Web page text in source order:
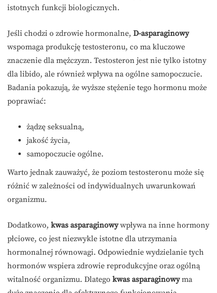
istotnych funkcji biologicznych.
Jeśli chodzi o zdrowie hormonalne, D-asparaginowy
wspomaga produkcję testosteronu, co ma kluczowe
znaczenie dla mężczyzn. Testosteron jest nie tylko istotny
dla libido, ale również wpływa na ogólne samopoczucie.
Badania pokazują, że wyższe stężenie tego hormonu może
poprawiać:
żądzę seksualną,
jakość życia,
samopoczucie ogólne.
Warto jednak zauważyć, że poziom testosteronu może się
różnić w zależności od indywidualnych uwarunkowań
organizmu.
Dodatkowo, kwas asparaginowywpływa na inne hormony
płciowe, co jest niezwykle istotne dla utrzymania
hormonalnej równowagi. Odpowiednie wydzielanie tych
hormonów wspiera zdrowie reprodukcyjne oraz ogólną
witalność organizmu. Dlatego kwas asparaginowyma